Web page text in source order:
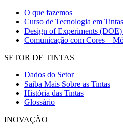
O que fazemos
Curso de Tecnologia em Tintas
Design of Experiments
Comunicação com Cores –
SETOR DE TINTAS
Dados do Setor
Saiba Mais Sobre as Tintas
História das Tintas
Glossário
INOVAÇÃO